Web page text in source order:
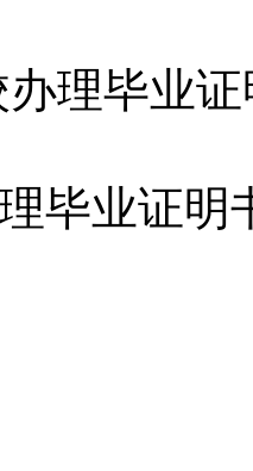
理毕业证
毕业证明